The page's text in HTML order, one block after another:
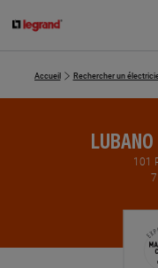
Accueil Rechercher un
101